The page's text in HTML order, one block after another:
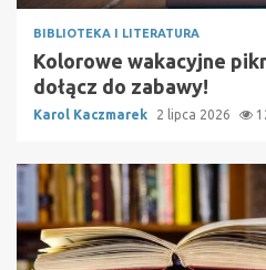
BIBLIOTEKA I LITERATURA
Kolorowe wakacyjne
dołącz do zabawy!
Karol Kaczmarek 2 lipca 2026